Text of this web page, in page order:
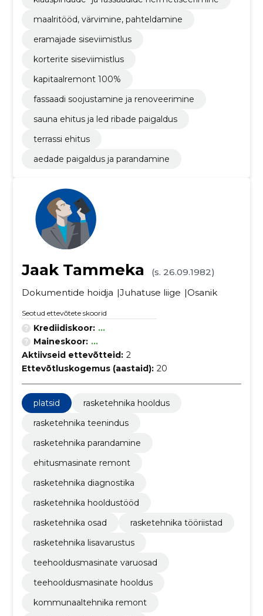
maalritööd, värvimine, pahteldamine
eramajade siseviimistlus
korterite siseviimistlus
kapitaalremont 100%
fassaadi soojustamine ja renoveerimine
sauna ehitus ja led ribade paigaldus
terrassi ehitus
aedade paigaldus ja parandamine
Jaak Tammeka
(s. 26.09.1982)
Dokumentide hoidja
Juhatuse liige Osanik
Seotud ettevõtete skoorid
Krediidiskoor: ...
Maineskoor: ...
Aktiivseid ettevõtteid: 2
Ettevõtluskogemus (aastaid): 20
platsid
rasketehnika hooldus
rasketehnika teenindus
rasketehnika parandamine
ehitusmasinate remont
rasketehnika diagnostika
rasketehnika hooldustööd
rasketehnika osad
rasketehnika tööriistad
rasketehnika lisavarustus
teehooldusmasinate varuosad
teehooldusmasinate hooldus
kommunaaltehnika remont